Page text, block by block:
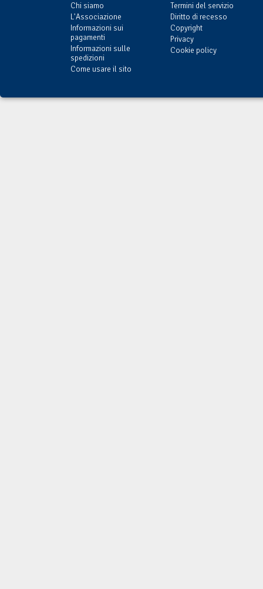
Chi siamo
L'Associazione
Informazioni sui
pagamenti
Informazioni sulle
spedizioni
Come usare il sito
Termini del servizio
Diritto di recesso
Copyright
Privacy
Cookie policy